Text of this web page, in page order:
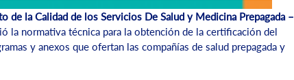
de la Calidad de los Servicios De Salud y Medicina Prepagada –
la normativa técnica para la obtención de la certificación del
y anexos que ofertan las compañías de salud prepagada y